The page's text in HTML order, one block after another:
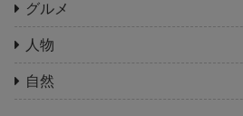
グルメ
人物
自然